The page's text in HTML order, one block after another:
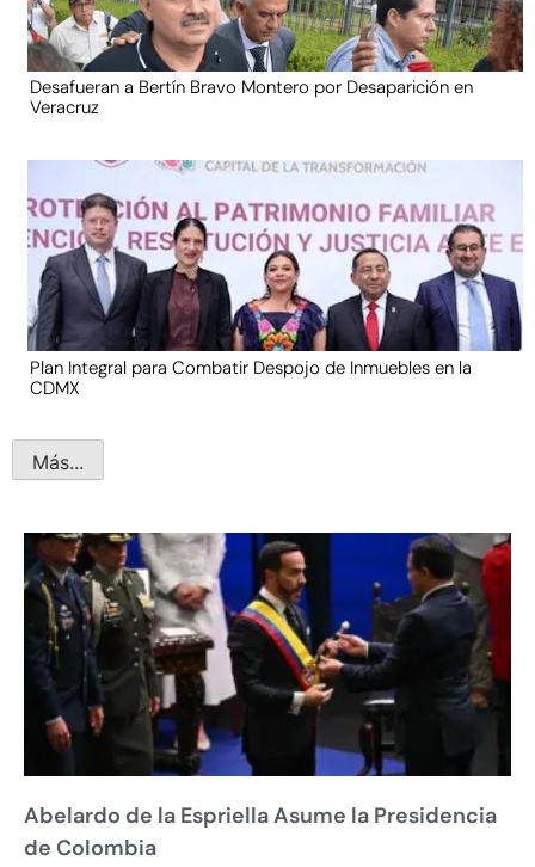
Desafueran a Bertín Bravo Montero por Desaparición en
Veracruz
Plan Integral para Combatir Despojo de Inmuebles en la
CDMX
Más...
Abelardo de la Espriella Asume la Presidencia
de Colombia